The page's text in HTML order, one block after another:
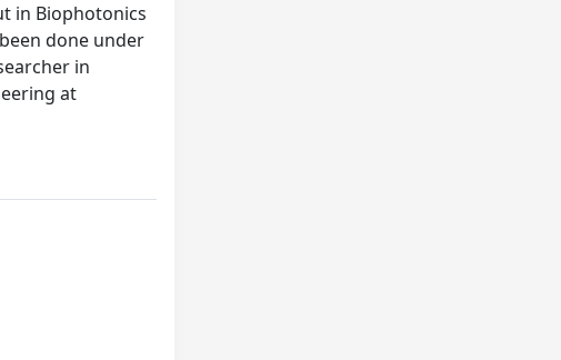
in Biophotonics
done under
in
at